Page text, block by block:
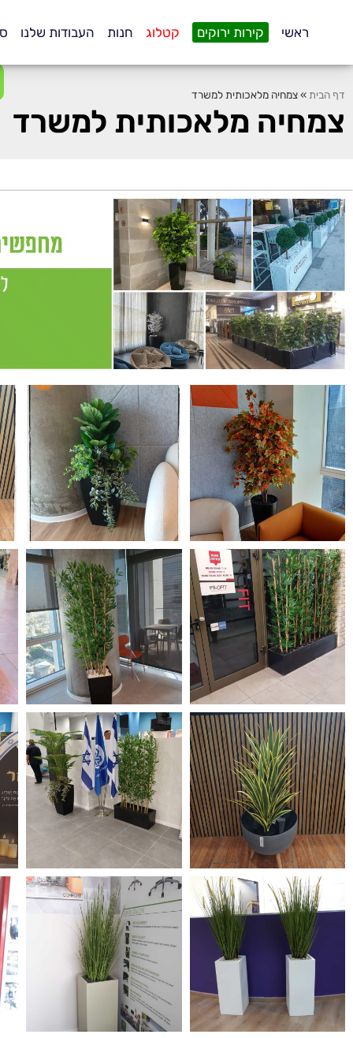
ראשי קירות ירוקים קטלוג חנות העבודות שלנו
דף הבית »צמחיה מלאכותית למשרד
צמחיה מלאכותית למשרד